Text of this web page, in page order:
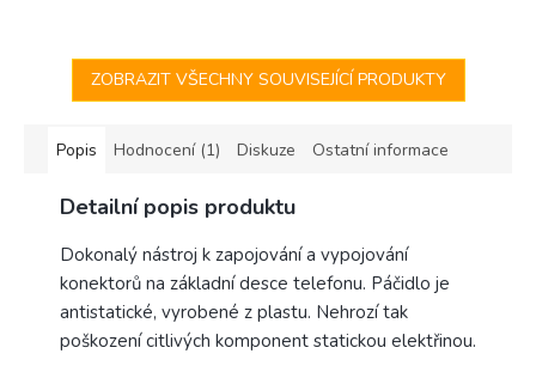
které...
ZOBRAZIT VŠECHNY SOUVISEJÍCÍ PRODUKTY
Popis Hodnocení (1) Diskuze Ostatní informace
Detailní popis produktu
Dokonalý nástroj k zapojování a vypojování
konektorů na základní desce telefonu. Páčidlo je
antistatické, vyrobené z plastu. Nehrozí tak
poškození citlivých komponent statickou elektřinou.